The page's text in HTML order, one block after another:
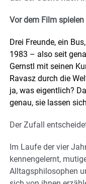
Vor dem Film spielen
Drei Freunde, ein
1983 – also seit
Gernstl mit seinen
Ravasz durch die
ja, was eigentlich?
genau, sie lassen
Der Zufall
Im Laufe der vier
kennengelernt,
Alltagsphilosophen